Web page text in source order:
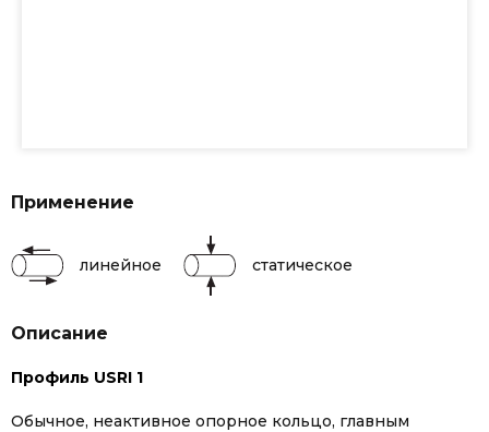
Применение
линейное статическое
Описание
Профиль USRI 1
Обычное, неактивное опорное кольцо, главным